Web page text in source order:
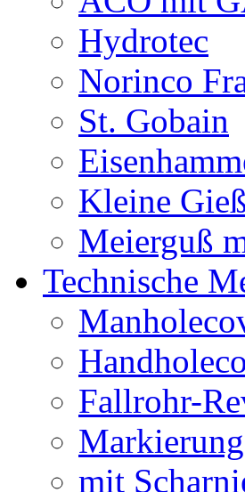
Hydrotec
Norinco
St. Gobain
Kleine
Meierguß
Technische
Fallrohr-
mit